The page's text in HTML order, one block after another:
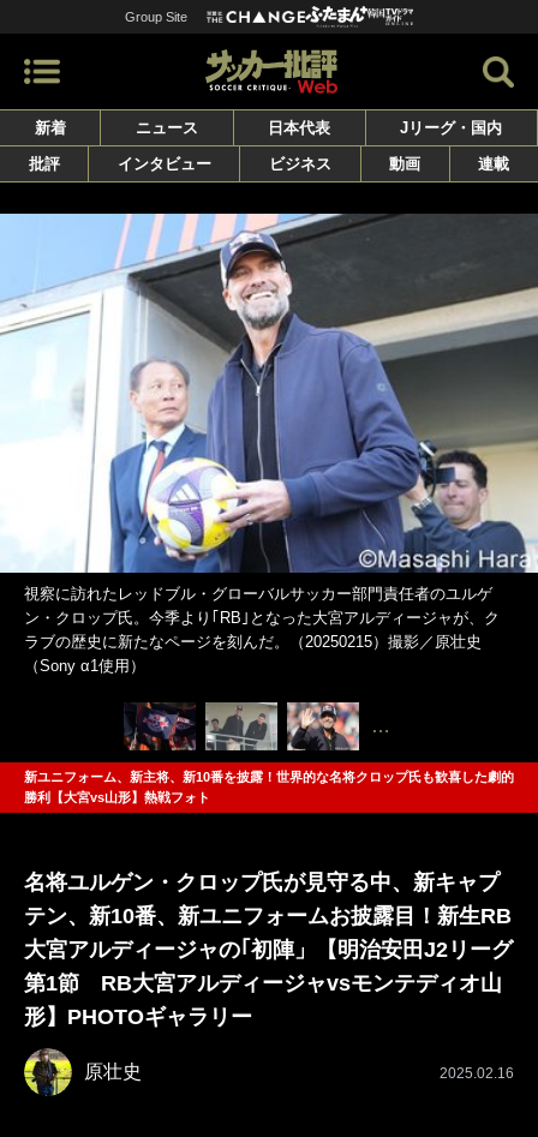
Group Site
新着 ニュース 日本代表
Jリーグ・国内
批評
インタビュー ビジネス 動画 連載
視察に訪れたレッドブル・グローバルサッカー部門責任者のユルゲ
ン・クロップ氏。今季より｢RB｣となった大宮アルディージャが、ク
ラブの歴史に新たなページを刻んだ。（20250215）撮影／原壮史
（Sony α1使用）
…
新ユニフォーム、新主将、新10番を披露！世界的な名将クロップ氏も歓喜した劇的
勝利【大宮vs山形】熱戦フォト
名将ユルゲン・クロップ氏が見守る中、新キャプ
テン、新10番、新ユニフォームお披露目！新生RB
大宮アルディージャの｢初陣」【明治安田J2リーグ
第1節 RB大宮アルディージャvsモンテディオ山
形】PHOTOギャラリー
原壮史 2025.02.16